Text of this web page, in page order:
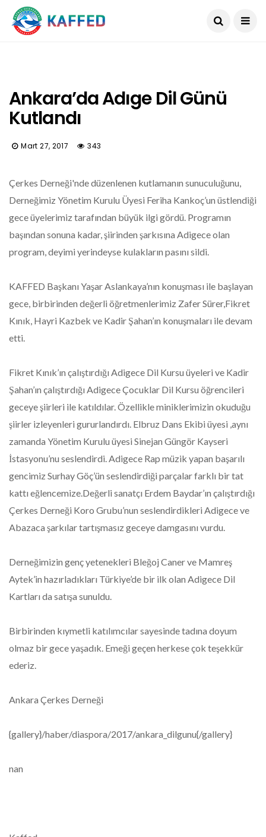
Ankara’da Adıge Dil Günü
Kutlandı
Mart 27, 2017 343
Çerkes Derneği'nde düzenlenen kutlamanın sunuculuğunu,
Derneğimiz Yönetim Kurulu Üyesi Feriha Kankoç’un üstlendiği
gece üyelerimiz tarafından büyük ilgi gördü. Programın
başından sonuna kadar, şiirinden şarkısına Adigece olan
program, deyimi yerindeyse kulakların pasını sildi.
KAFFED Başkanı Yaşar Aslankaya’nın konuşması ile başlayan
gece, birbirinden değerli öğretmenlerimiz Zafer Sürer,Fikret
Kınık, Hayri Kazbek ve Kadir Şahan’ın konuşmaları ile devam
etti.
Fikret Kınık’ın çalıştırdığı Adigece Dil Kursu üyeleri ve Kadir
Şahan’ın çalıştırdığı Adigece Çocuklar Dil Kursu öğrencileri
geceye şiirleri ile katıldılar. Özellikle miniklerimizin okuduğu
şiirler izleyenleri gururlandırdı. Elbruz Dans Ekibi üyesi ,aynı
zamanda Yönetim Kurulu üyesi Sinejan Güngör Kayseri
İstasyonu’nu seslendirdi. Adigece Rap müzik yapan başarılı
gencimiz Surhay Göç’ün seslendirdiği parçalar farklı bir tat
kattı eğlencemize.Değerli sanatçı Erdem Baydar’ın çalıştırdığı
Çerkes Derneği Koro Grubu’nun seslendirdikleri Adigece ve
Abazaca şarkılar tartışmasız geceye damgasını vurdu.
Derneğimizin genç yetenekleri Bleğoj Caner ve Mamreş
Aytek’in hazırladıkları Türkiye’de bir ilk olan Adigece Dil
Kartları da satışa sunuldu.
Birbirinden kıymetli katılımcılar sayesinde tadına doyum
olmaz bir gece yaşadık. Emeği geçen herkese çok teşekkür
ederiz.
Ankara Çerkes Derneği
{gallery}/haber/diaspora/2017/ankara_dilgunu{/gallery}
nan